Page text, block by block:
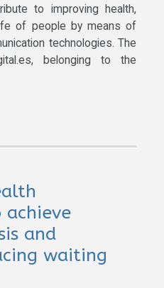
to improving health,
of people by means of
technologies. The
belonging to the
and
waiting